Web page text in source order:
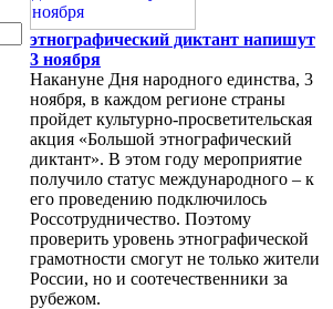
этнографический диктант напишут
3 ноября
Накануне Дня народного единства, 3
ноября, в каждом регионе страны
пройдет культурно-просветительская
акция «Большой этнографический
диктант». В этом году мероприятие
получило статус международного – к
его проведению подключилось
Россотрудничество. Поэтому
проверить уровень этнографической
грамотности смогут не только жители
России, но и соотечественники за
рубежом.